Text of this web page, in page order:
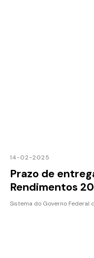
14-02-2025
Prazo de
Rendimentos
Sistema do Governo